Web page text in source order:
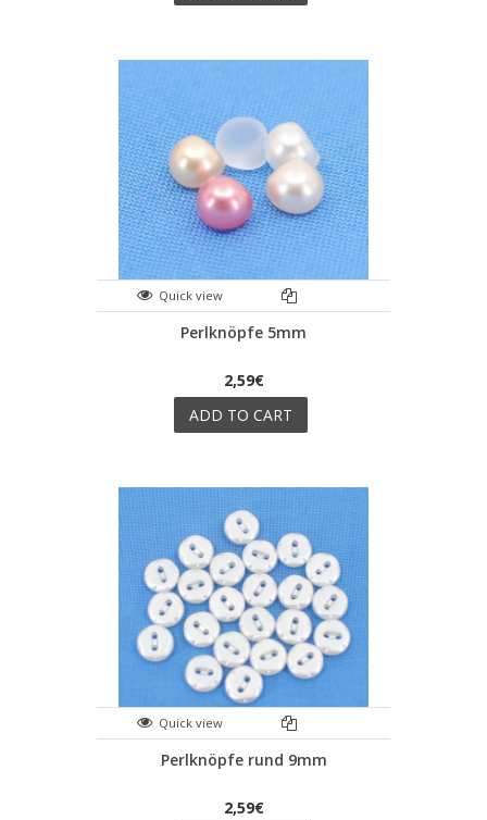
Quick view
Perlknöpfe 5mm
2,59€
ADD TO CART
Quick view
Perlknöpfe rund 9mm
2,59€